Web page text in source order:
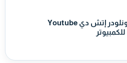
تحميل يوتيوب داونلودر إتش دي Youtube